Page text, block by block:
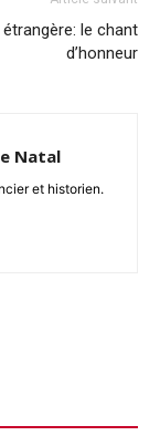
étrangère: le chant
d’honneur
Natal
et historien.